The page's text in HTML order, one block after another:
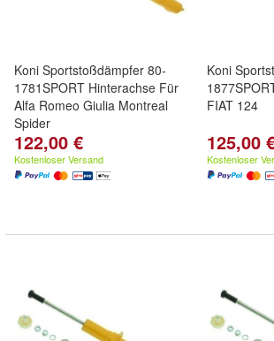
Koni Sportstoßdämpfer 80-
1781SPORT Hinterachse Für
Alfa Romeo Giulia Montreal
Spider
122,00 €
Kostenloser Versand
Koni
FIAT 124
125,00
Kostenloser